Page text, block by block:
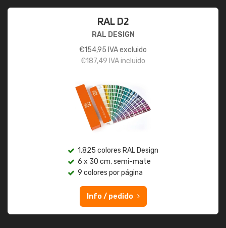
RAL D2
RAL DESIGN
€154,95 IVA excluido
€187,49 IVA incluido
1.825 colores RAL Design
6 x 30 cm, semi-mate
9 colores por página
Info / pedido